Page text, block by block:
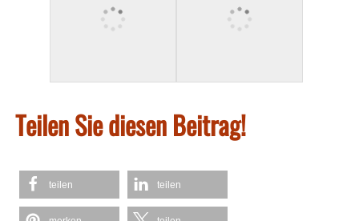
Teilen Sie diesen Beitrag!
teilen teilen